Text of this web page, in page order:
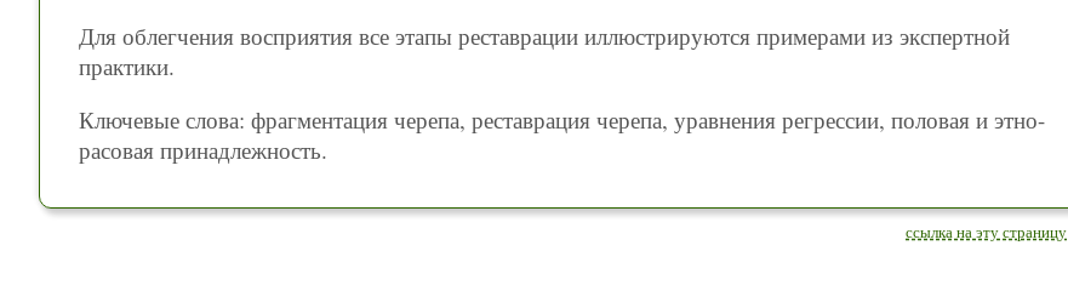
Для облегчения восприятия все этапы реставрации иллюстрируются примерами из экспертной
практики.
Ключевые слова: фрагментация черепа, реставрация черепа, уравнения регрессии, половая и этно-
расовая принадлежность.
ссылка на эту страницу